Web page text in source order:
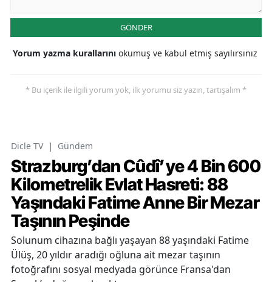
GÖNDER
Yorum yazma kurallarını okumuş ve kabul etmiş sayılırsınız
* Bu içerik ile ilgili yorum yok, ilk yorumu siz yazın, tartışalım *
Dicle TV | Gündem
Strazburg’dan Cûdî’ye 4 Bin 600
Kilometrelik Evlat Hasreti: 88
Yaşındaki Fatime Anne Bir Mezar
Taşının Peşinde
Solunum cihazına bağlı yaşayan 88 yaşındaki Fatime
Ülüş, 20 yıldır aradığı oğluna ait mezar taşının
fotoğrafını sosyal medyada görünce Fransa'dan